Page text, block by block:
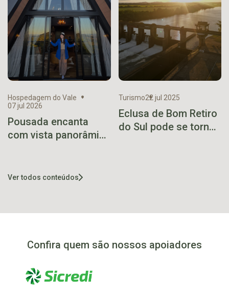
Hospedagem do Vale
07 jul 2026
Pousada encanta
com vista panorâmica
Turismo22 jul 2025
Eclusa de Bom Retiro
do Sul pode se tornar
Ver todos conteúdos
Confira quem são nossos apoiadores